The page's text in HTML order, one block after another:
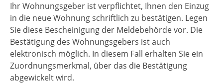
Ihr Wohnungsgeber ist verpflichtet, Ihnen den Einzug
in die neue Wohnung schriftlich zu bestätigen. Legen
Sie diese Bescheinigung der Meldebehörde vor. Die
Bestätigung des Wohnungsgebers ist auch
elektronisch möglich. In diesem Fall erhalten Sie ein
Zuordnungsmerkmal, über das die Bestätigung
abgewickelt wird.